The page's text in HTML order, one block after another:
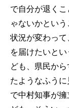
で自分が退く
ゃないかとい
状況が変わっ
を届けたいと
ども、県民か
たようなふう
で中村知事が